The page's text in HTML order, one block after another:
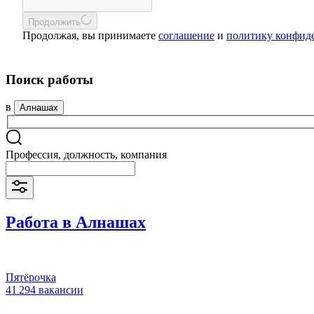
Продолжить
Продолжая, вы принимаете соглашение и политику
Поиск работы
в Алнашах
Профессия, должность, компания
Работа в Алнашах
Пятёрочка
41 294 вакансии